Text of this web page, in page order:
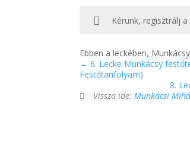
Kérünk, regisztrálj a
Ebben a leckében,
6. Lecke Munkácsy
Festőtanfolyam)
8.
Vissza ide: Munkácsi